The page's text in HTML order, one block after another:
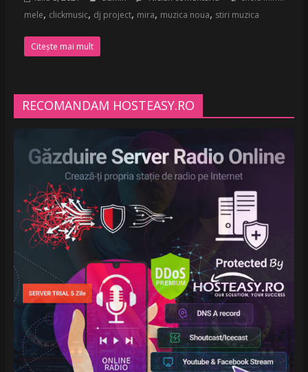
mele, clickmusic, dj project, mira, muzica noua, stiri muzica
Citește mai mult
RECOMANDAM HOSTEASY.RO